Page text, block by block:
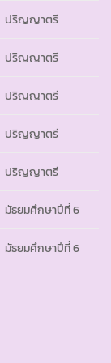
ปริญญาตรี
ปริญญาตรี
ปริญญาตรี
ปริญญาตรี
ปริญญาตรี
มัธยมศึกษาปีที่ 6
มัธยมศึกษาปีที่ 6